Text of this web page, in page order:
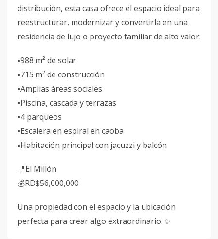
distribución, esta casa ofrece el espacio ideal para
reestructurar, modernizar y convertirla en una
residencia de lujo o proyecto familiar de alto valor.
▪️988 m² de solar
▪️715 m² de construcción
▪️Amplias áreas sociales
▪️Piscina, cascada y terrazas
▪️4 parqueos
▪️Escalera en espiral en caoba
▪️Habitación principal con jacuzzi y balcón
📍El Millón
💰RD$56,000,000
Una propiedad con el espacio y la ubicación
perfecta para crear algo extraordinario. ✨